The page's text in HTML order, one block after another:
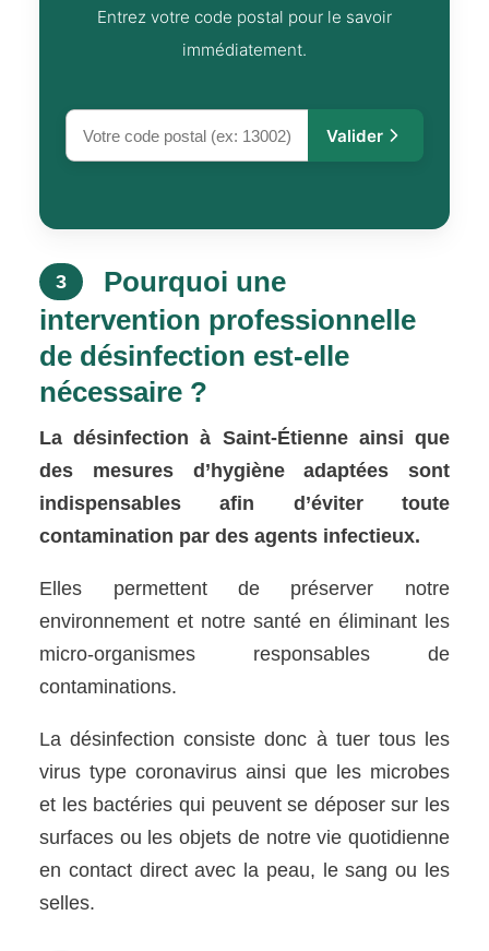
Entrez votre code postal pour le savoir
immédiatement.
Valider
3
Pourquoi une
intervention professionnelle
de désinfection est-elle
nécessaire ?
La désinfection à Saint-Étienne ainsi que
des mesures d’hygiène adaptées sont
indispensables afin d’éviter toute
contamination par des agents infectieux.
Elles permettent de préserver notre
environnement et notre santé en éliminant les
micro-organismes responsables de
contaminations.
La désinfection consiste donc à tuer tous les
virus type coronavirus ainsi que les microbes
et les bactéries qui peuvent se déposer sur les
surfaces ou les objets de notre vie quotidienne
en contact direct avec la peau, le sang ou les
selles.